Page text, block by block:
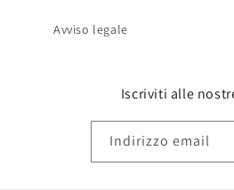
Avviso legale
Iscriviti alle
Indirizzo email